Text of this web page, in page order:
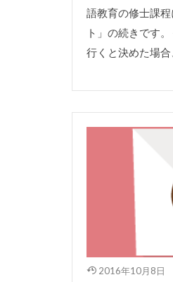
語教育の修士課
ト」の続きです
行くと決めた場
2016年10月8日